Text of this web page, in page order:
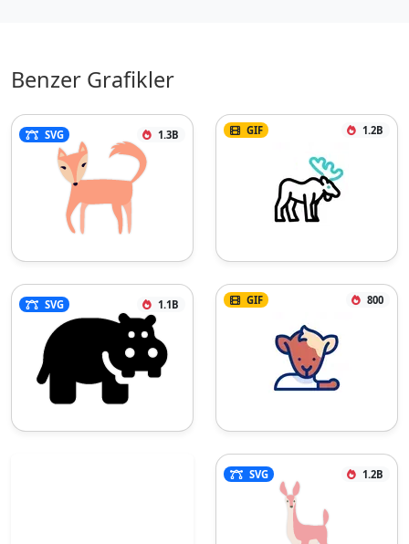
Benzer Grafikler
SVG 1.3B GIF 1.2B
SVG 1.1B GIF 800
SVG 1.2B